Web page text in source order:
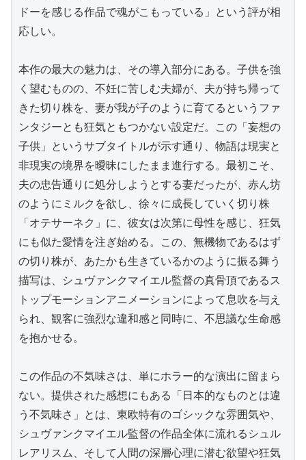
ドーを感じる作品で魂がこもっている」という評が相
応しい。
本作の最大の魅力は、その導入部分にある。子供を強
く望むものの、不妊に苦しむ夫婦が、夫が持ち帰って
きた切り株を、妻が我が子のように育てるというファ
ンタジーとも狂気ともつかない設定だ。この「妄想の
子供」というサブタイトルが示す通り、物語は現実と
非現実の境界を曖昧にしたまま進行する。最初こそ、
夫の忠告通りに処分しようとする妻だったが、赤ん坊
のようにミルクを欲し、徐々に成長していく切り株
「オテサーネク」に、彼女は次第に母性を感じ、狂気
にも似た愛情を注ぎ始める。この、無機物であるはず
の切り株が、あたかも生きているかのように振る舞う
描写は、シュヴァンクマイエル監督の真骨頂であるス
トップモーションアニメーションによって息吹を与え
られ、観客に強烈な違和感と同時に、不思議な生命感
を抱かせる。
この作品の不気味さは、単にホラー的な演出に留まら
ない。提供された感想にもある「日本的なものとは違
う不気味さ」とは、東欧特有のゴシックな雰囲気や、
シュヴァンクマイエル監督の作品全体に流れるシュル
レアリスム、そして人間の深層心理に潜む欲望や狂気